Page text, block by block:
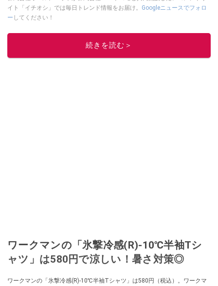
イト「イチオシ」では毎日トレンド情報をお届け。 Googleニュースでフォロ
ー してください！
このイチオシストの他の記事を読む
続きを読む＞
ワークマンの「氷撃冷感(R)-10℃半袖Tシ
ャツ」は580円で涼しい！暑さ対策◎
ワークマンの「氷撃冷感(R)-10℃半袖Tシャツ」は580円（税込）。ワークマ